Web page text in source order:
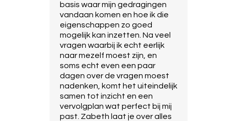
basis waar mijn gedragingen
vandaan komen en hoe ik die
eigenschappen zo goed
mogelijk kan inzetten. Na veel
vragen waarbij ik echt eerlijk
naar mezelf moest zijn, en
soms echt even een paar
dagen over de vragen moest
nadenken, komt het uiteindelijk
samen tot inzicht en een
vervolgplan wat perfect bij mij
past. Zabeth laat je over alles